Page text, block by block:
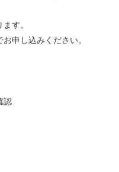
す。
申し込みください。
認